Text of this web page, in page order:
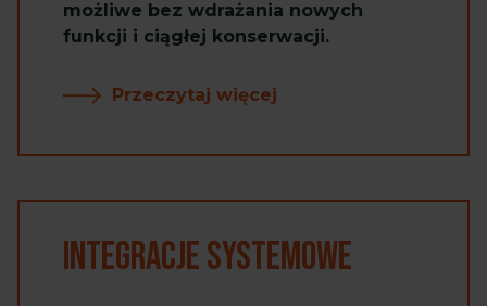
możliwe bez wdrażania nowych
funkcji i ciągłej konserwacji.
Przeczytaj więcej
Integracje systemowe